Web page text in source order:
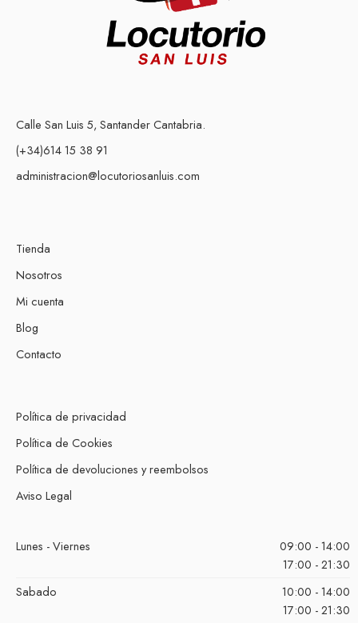
Calle San Luis 5, Santander Cantabria.
(+34)614 15 38 91
administracion@locutoriosanluis.com
Tienda
Nosotros
Mi cuenta
Blog
Contacto
Política de privacidad
Política de Cookies
Política de devoluciones y reembolsos
Aviso Legal
Lunes - Viernes
09:00 - 14:00
17:00 - 21:30
Sabado
10:00 - 14:00
17:00 - 21:30